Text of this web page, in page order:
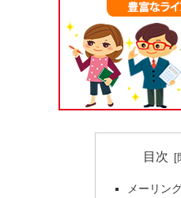
目次
メーリン